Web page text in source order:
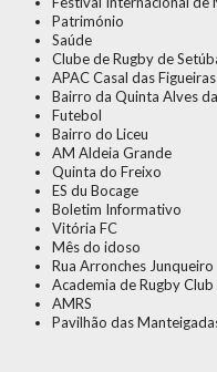
Património
Saúde
Clube de Rugby de
APAC Casal das Figueiras
Bairro da Quinta Alves
Futebol
Bairro do Liceu
AM Aldeia Grande
Quinta do Freixo
ES du Bocage
Boletim Informativo
Vitória FC
Mês do idoso
Rua Arronches Junqueiro
Academia de Rugby
AMRS
Pavilhão das